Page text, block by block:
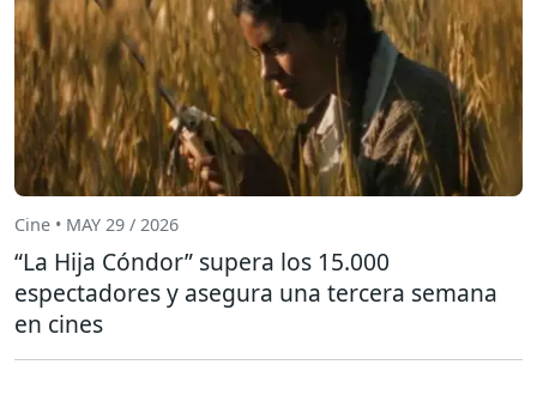
Cine • MAY 29 / 2026
“La Hija Cóndor” supera los 15.000
espectadores y asegura una tercera semana
en cines